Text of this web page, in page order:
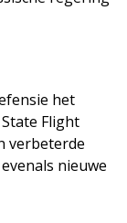
het
Flight
verbeterde
nieuwe